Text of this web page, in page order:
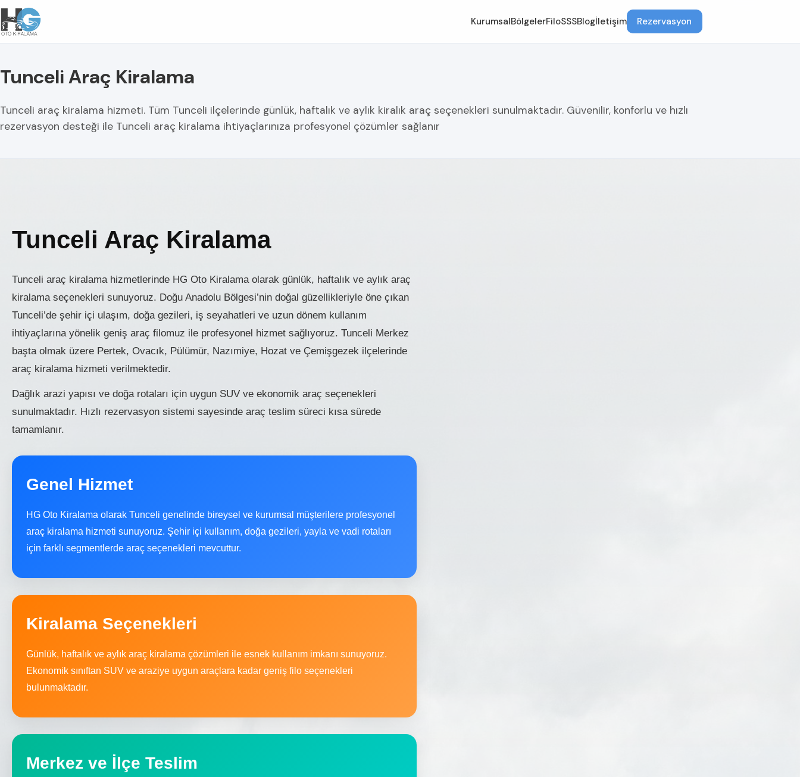
KurumsalBölgelerFiloSSSBlogİletişim Rezervasyon
Tunceli Araç Kiralama
Tunceli araç kiralama hizmeti. Tüm Tunceli ilçelerinde günlük, haftalık ve aylık kiralık araç seçenekleri sunulmaktadır. Güvenilir, konforlu ve hızlı
rezervasyon desteği ile Tunceli araç kiralama ihtiyaçlarınıza profesyonel çözümler sağlanır
Tunceli Araç Kiralama
Tunceli araç kiralama hizmetlerinde HG Oto Kiralama olarak günlük, haftalık ve aylık araç
kiralama seçenekleri sunuyoruz. Doğu Anadolu Bölgesi’nin doğal güzellikleriyle öne çıkan
Tunceli’de şehir içi ulaşım, doğa gezileri, iş seyahatleri ve uzun dönem kullanım
ihtiyaçlarına yönelik geniş araç filomuz ile profesyonel hizmet sağlıyoruz. Tunceli Merkez
başta olmak üzere Pertek, Ovacık, Pülümür, Nazımiye, Hozat ve Çemişgezek ilçelerinde
araç kiralama hizmeti verilmektedir.
Dağlık arazi yapısı ve doğa rotaları için uygun SUV ve ekonomik araç seçenekleri
sunulmaktadır. Hızlı rezervasyon sistemi sayesinde araç teslim süreci kısa sürede
tamamlanır.
Genel Hizmet
HG Oto Kiralama olarak Tunceli genelinde bireysel ve kurumsal müşterilere profesyonel
araç kiralama hizmeti sunuyoruz. Şehir içi kullanım, doğa gezileri, yayla ve vadi rotaları
için farklı segmentlerde araç seçenekleri mevcuttur.
Kiralama Seçenekleri
Günlük, haftalık ve aylık araç kiralama çözümleri ile esnek kullanım imkanı sunuyoruz.
Ekonomik sınıftan SUV ve araziye uygun araçlara kadar geniş filo seçenekleri
bulunmaktadır.
Merkez ve İlçe Teslim